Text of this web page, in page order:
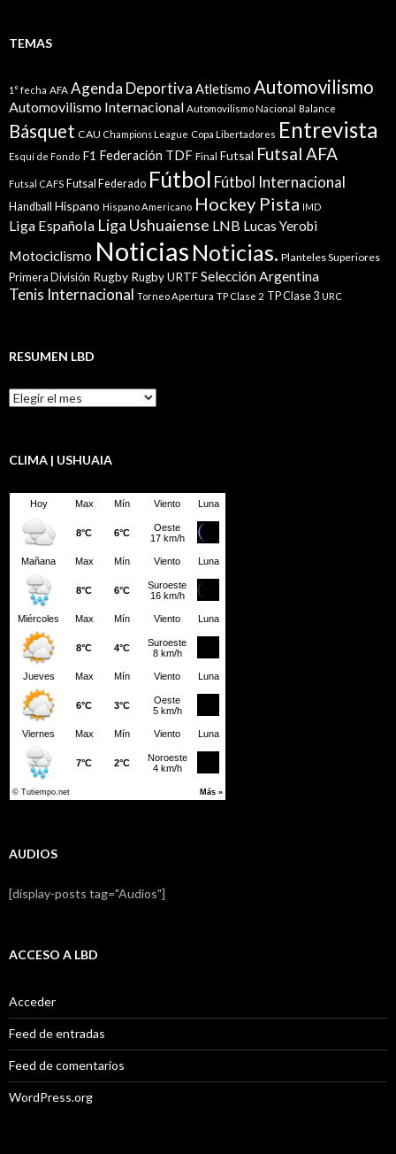
TEMAS
1° fecha AFA Agenda Deportiva Atletismo Automovilismo
Automovilismo Internacional Automovilismo Nacional Balance
Básquet CAU Champions League Copa Libertadores Entrevista
Esquí de Fondo F1 Federación TDF Final Futsal Futsal AFA
Futsal CAFS Futsal Federado Fútbol Fútbol Internacional
Handball Hispano Hispano Americano Hockey Pista IMD
Liga Española Liga Ushuaiense LNB Lucas Yerobi
Motociclismo Noticias Noticias. Planteles Superiores
Primera División Rugby Rugby URTFSelección Argentina
Tenis Internacional Torneo Apertura TP Clase 2 TP Clase 3 URC
RESUMEN LBD
Resumen
LBD
CLIMA | USHUAIA
AUDIOS
[display-posts tag="Audios"]
ACCESO A LBD
Acceder
Feed de entradas
Feed de comentarios
WordPress.org